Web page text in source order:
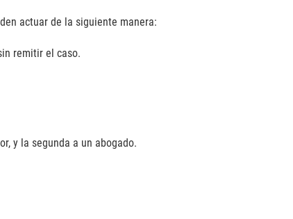
actuar de la siguiente manera:
remitir el caso.
y la segunda a un abogado.